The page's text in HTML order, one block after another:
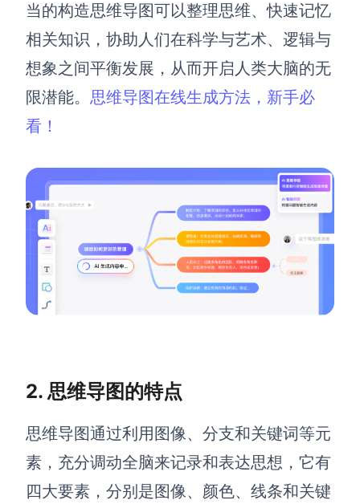
在线绘图
思维和灵感整理
流程整理
ER图
UML图
数据流图
情绪板
查看所有场景
AI创作
当的构造思维导图可以整理思维、快速记忆
相关知识，协助人们在科学与艺术、逻辑与
想象之间平衡发展，从而开启人类大脑的无
限潜能。 思维导图在线生成方法，新手必
看！
2. 思维导图的特点
思维导图通过利用图像、分支和关键词等元
素，充分调动全脑来记录和表达思想，它有
四大要素，分别是图像、颜色、线条和关键